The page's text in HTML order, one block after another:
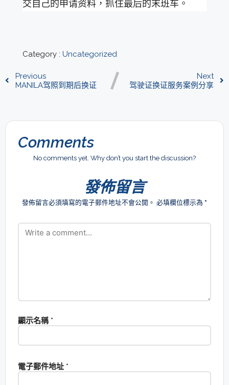
交自己的申请资料，抓住最后的末班车。
Category : Uncategorized
Previous
MANILA驾照到期后换证
Next
驾驶证换证服务案例分享
Comments
No comments yet. Why don’t you start the discussion?
發佈留言
發佈留言必須填寫的電子郵件地址不會公開。 必填欄位標示為 *
顯示名稱 *
電子郵件地址 *